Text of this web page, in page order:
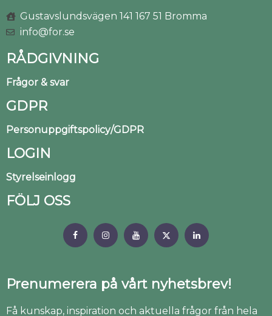
Gustavslundsvägen 141 167 51 Bromma
info@for.se
RÅDGIVNING
Frågor & svar
GDPR
Personuppgiftspolicy/GDPR
LOGIN
Styrelseinlogg
FÖLJ OSS
Prenumerera på vårt nyhetsbrev!
Få kunskap, inspiration och aktuella frågor från hela